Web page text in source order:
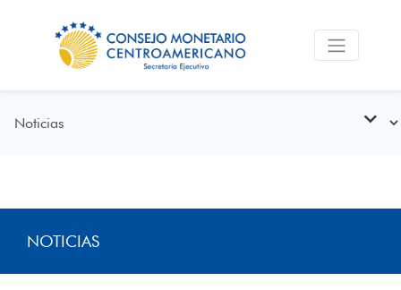
NOTICIAS